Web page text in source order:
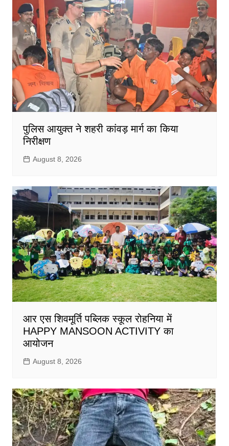
पुलिस आयुक्त ने शहरी कांवड़ मार्ग का किया
निरीक्षण
August 8, 2026
आर एस शिवमूर्ति पब्लिक स्कूल रोहनिया में
HAPPY MANSOON ACTIVITY का
आयोजन
August 8, 2026